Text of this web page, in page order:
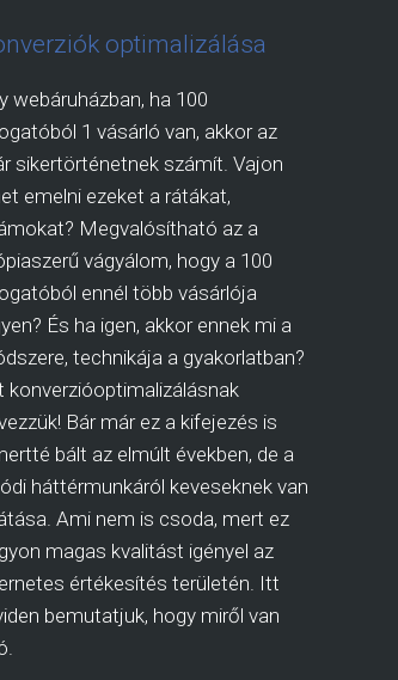
optimalizálása
webáruházban, ha 100
1 vásárló van, akkor az
sikertörténetnek számít. Vajon
emelni ezeket a rátákat,
Megvalósítható az a
vágyálom, hogy a 100
ennél több vásárlója
És ha igen, akkor ennek mi a
technikája a gyakorlatban?
konverzióoptimalizálásnak
Bár már ez a kifejezés is
bált az elmúlt években, de a
háttérmunkáról keveseknek van
Ami nem is csoda, mert ez
magas kvalitást igényel az
értékesítés területén. Itt
bemutatjuk, hogy miről van